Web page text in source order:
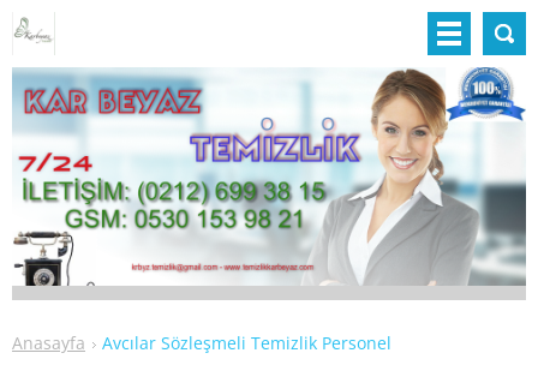
Anasayfa Avcılar Sözleşmeli Temizlik Personel